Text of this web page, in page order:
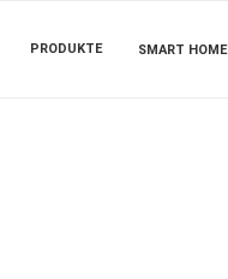
PRODUKTE SMART HOME